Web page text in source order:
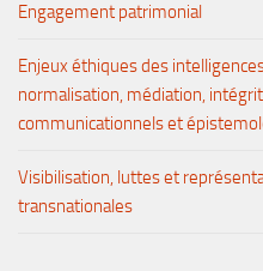
Engagement patrimonial
Enjeux éthiques des
normalisation, médiation,
communicationnels et
Visibilisation, luttes et
transnationales